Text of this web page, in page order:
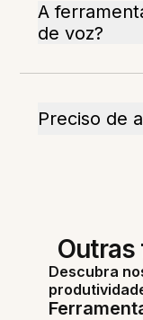
A
de voz?
Preciso de
Outras
Descubra